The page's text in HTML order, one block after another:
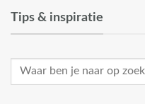
Tips & inspiratie